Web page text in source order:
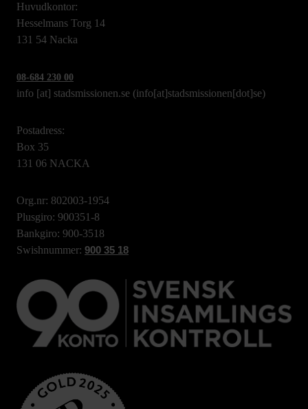
Huvudkontor:
Hesselmans Torg 14
131 54 Nacka
08-684 230 00
info [at] stadsmissionen.se (info[at]stadsmissionen[dot]se)
Postadress:
Box 35
131 06 NACKA
Org.nr: 802003-1954
Plusgiro: 900351-8
Bankgiro: 900-3518
Swishnummer: 900 35 18